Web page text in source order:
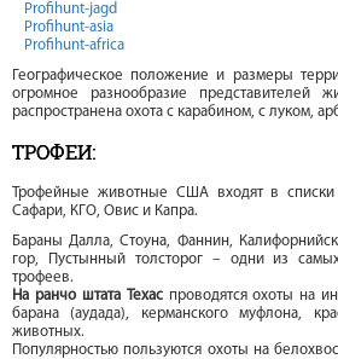
Profihunt-jagd
Profihunt-asia
Profihunt-africa
Географическое положение и размеры
огромное разнообразие
распространена охота с карабином, с луком,
ТРОФЕИ:
Трофейные животные США входят в списки
Сафари, КГО, Овис и Капра.
Бараны Далла, Стоуна, Фаннин,
гор, Пустынный толсторог – одни из
трофеев.
На ранчо штата Техаспроводятся охоты на
барана (аудада), керманского муфлона,
животных.
Популярностью пользуются охоты на